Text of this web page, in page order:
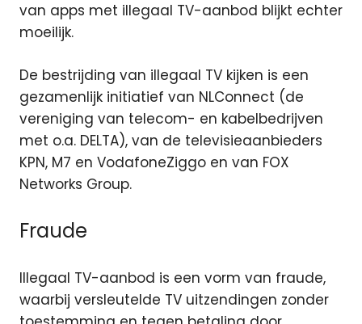
van apps met illegaal TV-aanbod blijkt echter
moeilijk.
De bestrijding van illegaal TV kijken is een
gezamenlijk initiatief van NLConnect (de
vereniging van telecom- en kabelbedrijven
met o.a. DELTA), van de televisieaanbieders
KPN, M7 en VodafoneZiggo en van FOX
Networks Group.
Fraude
Illegaal TV-aanbod is een vorm van fraude,
waarbij versleutelde TV uitzendingen zonder